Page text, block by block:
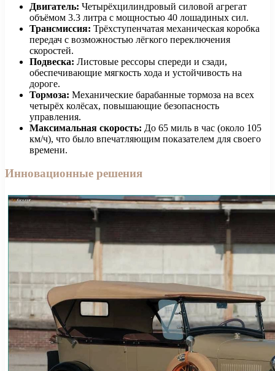
Двигатель: Четырёхцилиндровый силовой агрегат
объёмом 3.3 литра с мощностью 40 лошадиных сил.
Трансмиссия: Трёхступенчатая механическая коробка
передач с возможностью лёгкого переключения
скоростей.
Подвеска: Листовые рессоры спереди и сзади,
обеспечивающие мягкость хода и устойчивость на
дороге.
Тормоза: Механические барабанные тормоза на всех
четырёх колёсах, повышающие безопасность
управления.
Максимальная скорость: До 65 миль в час (около 105
км/ч), что было впечатляющим показателем для своего
времени.
Инновационные решения